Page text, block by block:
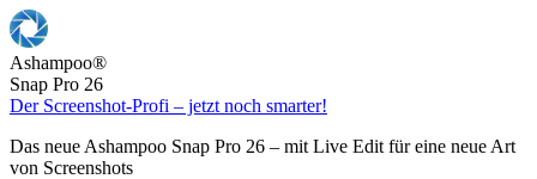
Ashampoo®
Snap Pro 26
Der Screenshot-Profi – jetzt noch smarter!
Das neue Ashampoo Snap Pro 26 – mit Live Edit für eine neue Art
von Screenshots